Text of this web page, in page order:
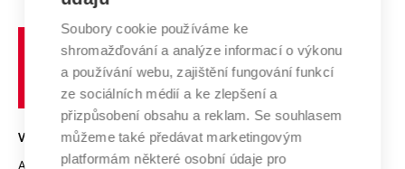
Systém zajišťování kvality výzkumu
Výzkumné infrastruktury
Transfer znalostí
Open Science
Projekty
Projekty ze strukturálních fondů
Spolupráce se školami
Služby univerzity
Mezinárodní dohody
Univerzitní sítě
Profil univerzity
Udržitelná univerzita
Podnikavá univerzita / ContriBUTe
Bezpečná univerzita
Vyznamenání
učení
technické
VYSOKÉ UČENÍ TECHNICKÉ V BRNĚ
Antonínská 548/1
www.vut.cz
Soubory cookie používáme ke
shromažďování a analýze informací o výkonu
a používání webu, zajištění fungování funkcí
ze sociálních médií a ke zlepšení a
přizpůsobení obsahu a reklam. Se souhlasem
můžeme také předávat marketingovým
platformám některé osobní údaje pro